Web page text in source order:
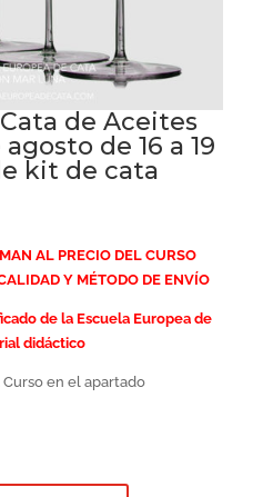
de Aceites
de 16 a 19
kit de cata
AL PRECIO DEL CURSO
Y MÉTODO DE ENVÍO
de la Escuela Europea de
didáctico
en el apartado